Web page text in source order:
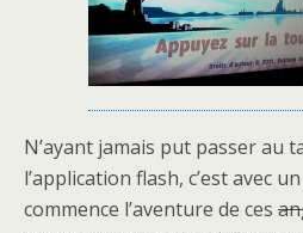
N’ayant jamais put passer au
l’application flash, c’est avec
commence l’aventure de ces